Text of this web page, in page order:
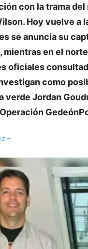
con la trama del
Hoy vuelve a
se anuncia su
mientras en el
oficiales
como
verde Jordan
–